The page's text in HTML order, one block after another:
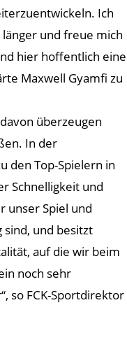
Ich
und freue mich
hier hoffentlich eine
Maxwell Gyamfi zu
überzeugen
In der
den Top-Spielern in
Schnelligkeit und
unser Spiel und
sind, und besitzt
auf die wir beim
noch sehr
so FCK-Sportdirektor